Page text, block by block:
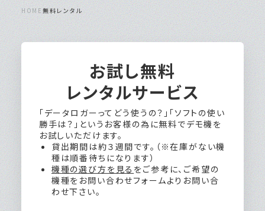
HOME無料レンタル
お試し無料
レンタルサービス
「データロガーってどう使うの？」「ソフトの使い
勝手は？」というお客様の為に無料でデモ機を
お試しいただけます。
貸出期間は約３週間です。（※在庫がない機
種は順番待ちになります）
機種の選び方を見る をご参考に、ご希望の
機種をお問い合わせフォームよりお問い合
わせ下さい。
全機種が